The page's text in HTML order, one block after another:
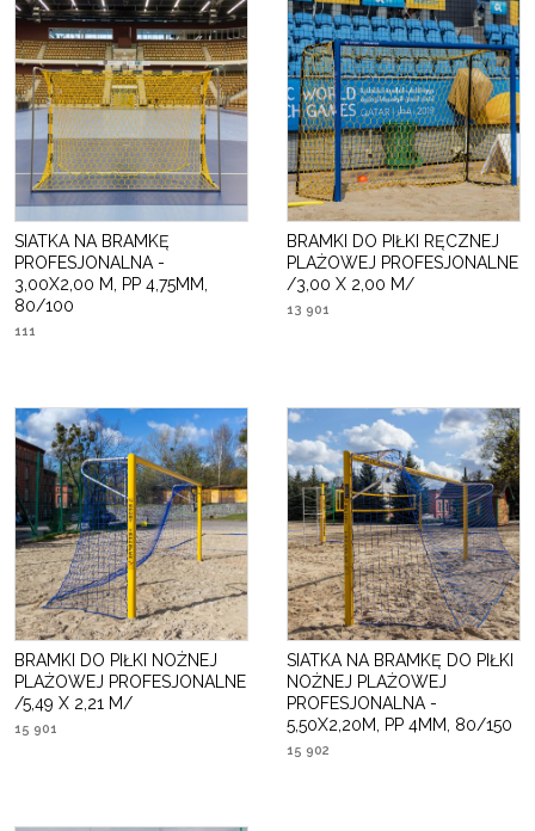
SIATKA NA BRAMKĘ
PROFESJONALNA -
3,00X2,00 M, PP 4,75MM,
80/100
111
BRAMKI DO PIŁKI RĘCZNEJ
PLAŻOWEJ PROFESJONALNE
/3,00 X 2,00 M/
13 901
BRAMKI DO PIŁKI NOŻNEJ
PLAŻOWEJ PROFESJONALNE
/5,49 X 2,21 M/
15 901
SIATKA NA BRAMKĘ DO PIŁKI
NOŻNEJ PLAŻOWEJ
PROFESJONALNA -
5,50X2,20M, PP 4MM, 80/150
15 902